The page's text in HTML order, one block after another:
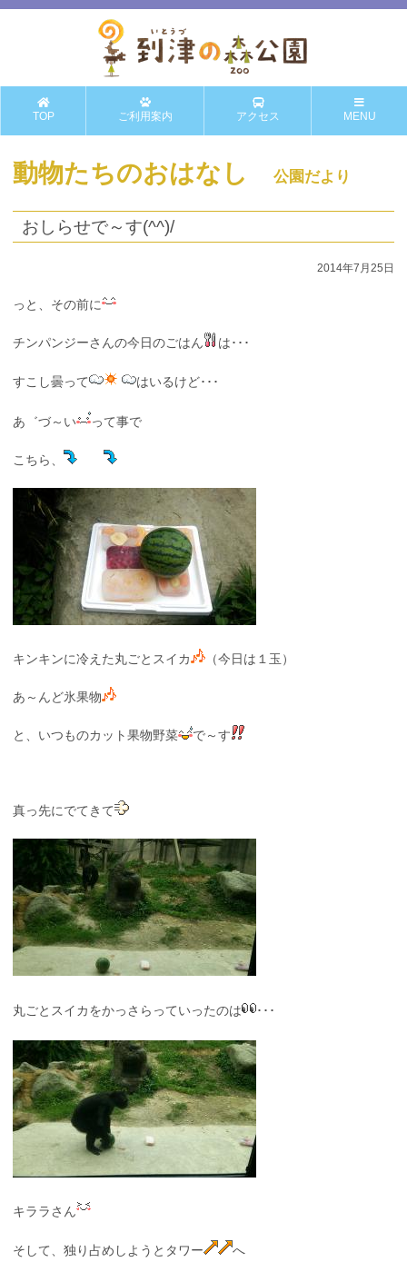
TOP ご利用案内 アクセス MENU
動物たちのおはなし 公園だより
おしらせで～す(^^)/
2014年7月25日
っと、その前に
チンパンジーさんの今日のごはん は･･･
すこし曇って はいるけど･･･
あ゛づ～い って事で
こちら、
キンキンに冷えた丸ごとスイカ （今日は１玉）
あ～んど氷果物
と、いつものカット果物野菜 で～す
真っ先にでてきて
丸ごとスイカをかっさらっていったのは ･･･
キララさん
そして、独り占めしようとタワー へ